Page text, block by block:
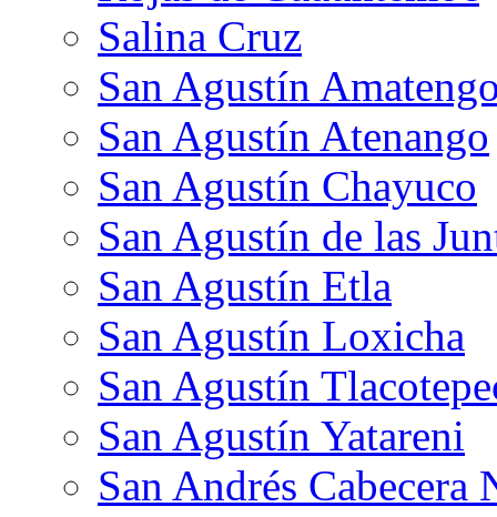
Salina Cruz
San Agustín
San Agustín Atenango
San Agustín Chayuco
San Agustín de las
San Agustín Etla
San Agustín Loxicha
San Agustín
San Agustín Yatareni
San Andrés Cabecera